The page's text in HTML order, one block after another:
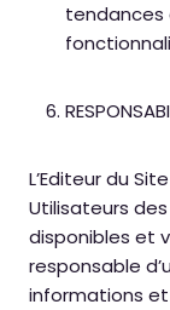
tendances
L’Editeur du
Utilisateurs
disponibles et
responsable
informations et